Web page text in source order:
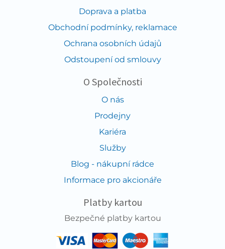
Doprava a platba
Obchodní podmínky, reklamace
Ochrana osobních údajů
Odstoupení od smlouvy
O Společnosti
O nás
Prodejny
Kariéra
Služby
Blog - nákupní rádce
Informace pro akcionáře
Platby kartou
Bezpečné platby kartou